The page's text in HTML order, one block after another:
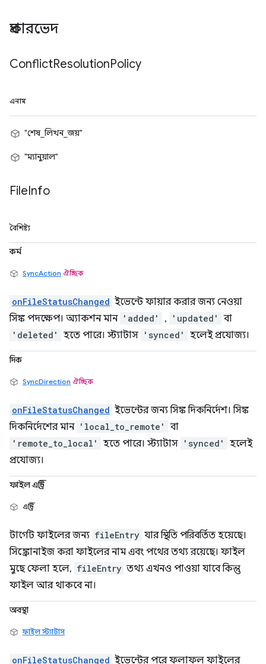
প্রকারভেদ
ConflictResolutionPolicy
এনাম
"শেষ_লিখন_জয়"
"ম্যানুয়াল"
FileInfo
বৈশিষ্ট্য
কর্ম
SyncAction ঐচ্ছিক
onFileStatusChanged ইভেন্টে ফায়ার করার জন্য নেওয়া
সিঙ্ক পদক্ষেপ। অ্যাকশন মান 'added' , 'updated' বা
'deleted' হতে পারে। স্ট্যাটাস 'synced' হলেই প্রযোজ্য।
দিক
SyncDirection ঐচ্ছিক
onFileStatusChanged ইভেন্টের জন্য সিঙ্ক দিকনির্দেশ। সিঙ্ক
দিকনির্দেশের মান 'local_to_remote' বা
'remote_to_local' হতে পারে। স্ট্যাটাস 'synced'
হলেই
প্রযোজ্য।
ফাইল এন্ট্রি
এন্ট্রি
টার্গেট ফাইলের জন্য fileEntry যার স্থিতি পরিবর্তিত হয়েছে।
সিঙ্ক্রোনাইজ করা ফাইলের নাম এবং পথের তথ্য রয়েছে। ফাইল
মুছে ফেলা হলে, fileEntry তথ্য এখনও পাওয়া যাবে কিন্তু
ফাইল আর থাকবে না।
অবস্থা
ফাইল স্ট্যাটাস
onFileStatusChanged ইভেন্টের পরে ফলাফল ফাইলের